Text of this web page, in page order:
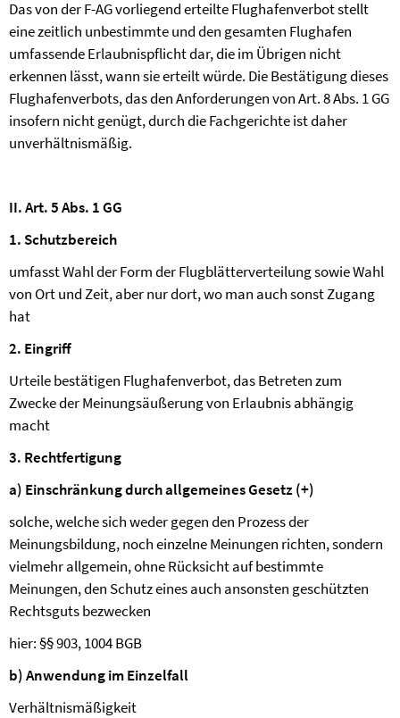
Das von der F-AG vorliegend erteilte Flughafenverbot stellt
eine zeitlich unbestimmte und den gesamten Flughafen
umfassende Erlaubnispflicht dar, die im Übrigen nicht
erkennen lässt, wann sie erteilt würde. Die Bestätigung dieses
Flughafenverbots, das den Anforderungen von Art. 8 Abs. 1 GG
insofern nicht genügt, durch die Fachgerichte ist daher
unverhältnismäßig.
II. Art. 5 Abs. 1 GG
1. Schutzbereich
umfasst Wahl der Form der Flugblätterverteilung sowie Wahl
von Ort und Zeit, aber nur dort, wo man auch sonst Zugang
hat
2. Eingriff
Urteile bestätigen Flughafenverbot, das Betreten zum
Zwecke der Meinungsäußerung von Erlaubnis abhängig
macht
3. Rechtfertigung
a) Einschränkung durch allgemeines Gesetz (+)
solche, welche sich weder gegen den Prozess der
Meinungsbildung, noch einzelne Meinungen richten, sondern
vielmehr allgemein, ohne Rücksicht auf bestimmte
Meinungen, den Schutz eines auch ansonsten geschützten
Rechtsguts bezwecken
hier: §§ 903, 1004 BGB
b) Anwendung im Einzelfall
Verhältnismäßigkeit